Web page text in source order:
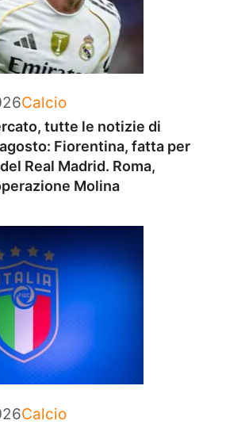
Categorie
Calcio
tutte le notizie di
Fiorentina, fatta per
Real Madrid. Roma,
Molina
Categorie
Calcio